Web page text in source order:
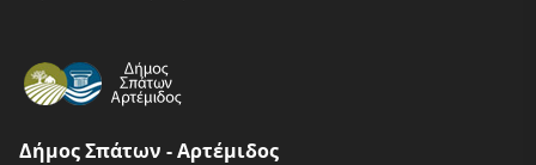
Δήμος Σπάτων - Αρτέμιδος